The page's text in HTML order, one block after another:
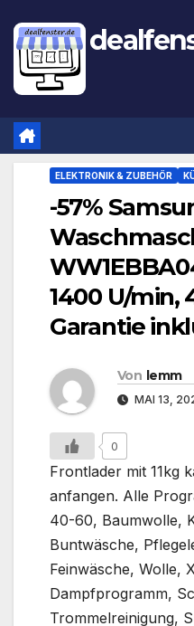
ELEKTRONIK & ZUBEHÖR
-57%
1400 U/min,
Garantie
Von lemm
MAI 13,
0
Frontlader mit 11kg
anfangen. Alle
40-60, Baumwolle,
Buntwäsche,
Feinwäsche, Wolle,
Dampfprogramm,
Trommelreinigung,